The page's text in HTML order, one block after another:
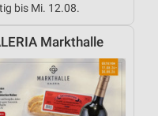
bis Mi. 12.08.
Markthalle